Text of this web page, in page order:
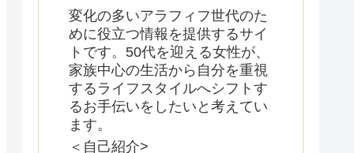
変化の多いアラフィフ世代のた
めに役立つ情報を提供するサイ
トです。50代を迎える女性が、
家族中心の生活から自分を重視
するライフスタイルへシフトす
るお手伝いをしたいと考えてい
ます。
＜自己紹介>